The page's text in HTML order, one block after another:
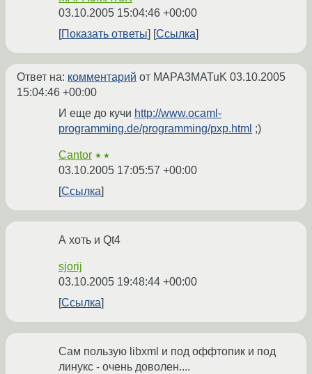
03.10.2005 15:04:46 +00:00
Показать ответы
Ссылка
Ответ на: комментарий от MAPA3MATuK 03.10.2005
15:04:46 +00:00
И еще до кучи http://www.ocaml-
programming.de/programming/pxp.html ;)
Cantor ★★
03.10.2005 17:05:57 +00:00
Ссылка
А хоть и Qt4
sjorij
03.10.2005 19:48:44 +00:00
Ссылка
Сам пользую libxml и под оффтопик и под
линукс - очень доволен....